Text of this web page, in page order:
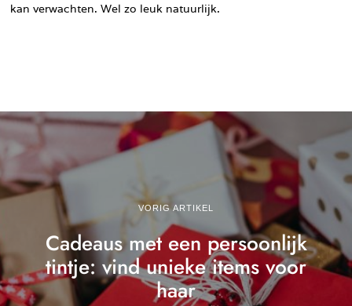
kan verwachten. Wel zo leuk natuurlijk.
VORIG ARTIKEL
Cadeaus met een persoonlijk
tintje: vind unieke items voor
haar